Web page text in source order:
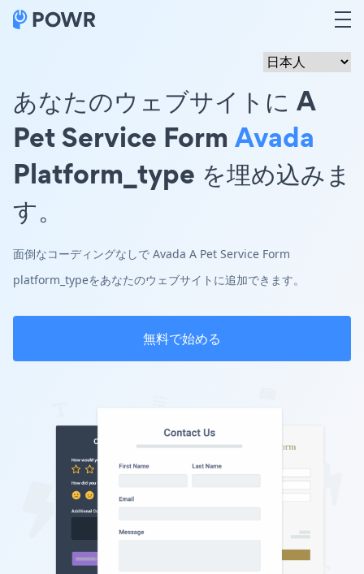
あなたのウェブサイトに A
Pet Service Form Avada
Platform_type を埋め込みま
す。
面倒なコーディングなしで Avada A Pet Service Form
platform_typeをあなたのウェブサイトに追加できます。
無料で始める